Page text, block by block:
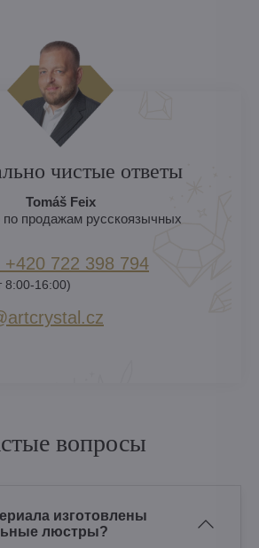
чистые ответы
Tomáš Feix
продажам русскоязычных
+420 722 398 794​
8:00-16:00)
вопросы
изготовлены
люстры?